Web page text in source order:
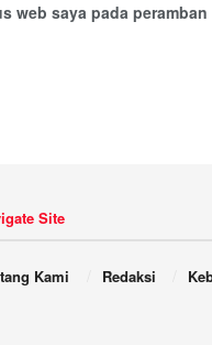
web saya pada
Site
Kami Redaksi